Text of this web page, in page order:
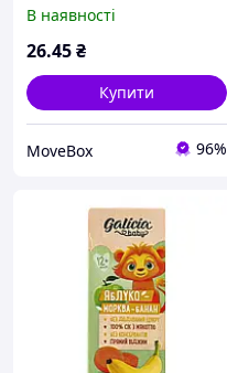
В наявності
26.45₴
Купити
MoveBox 96%